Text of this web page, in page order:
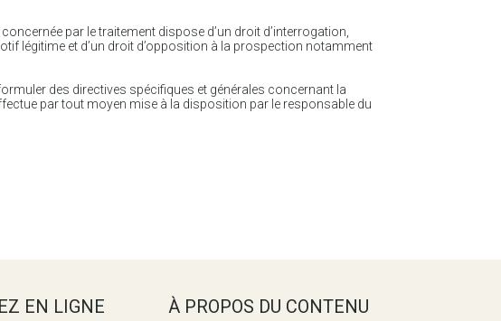
par le traitement dispose d’un droit d’interrogation,
légitime et d’un droit d’opposition à la prospection notamment
des directives spécifiques et générales concernant la
par tout moyen mise à la disposition par le responsable du
EN LIGNE À PROPOS DU CONTENU